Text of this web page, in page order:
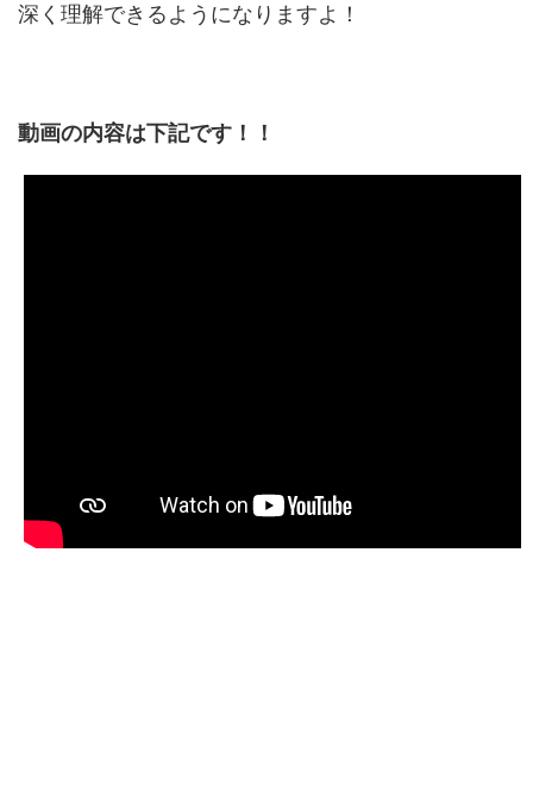
深く理解できるようになりますよ！
動画の内容は下記です！！